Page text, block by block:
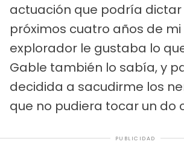
actuación que podría dictar
próximos cuatro años de mi
explorador le gustaba lo
Gable también lo sabía, y
decidida a sacudirme los
que no pudiera tocar un do
PUBLICIDAD